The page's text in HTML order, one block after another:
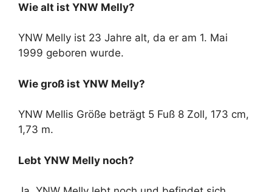
Wie alt ist YNW Melly?
YNW Melly ist 23 Jahre alt, da er am 1. Mai
1999 geboren wurde.
Wie groß ist YNW Melly?
YNW Mellis Größe beträgt 5 Fuß 8 Zoll, 173 cm,
1,73 m.
Lebt YNW Melly noch?